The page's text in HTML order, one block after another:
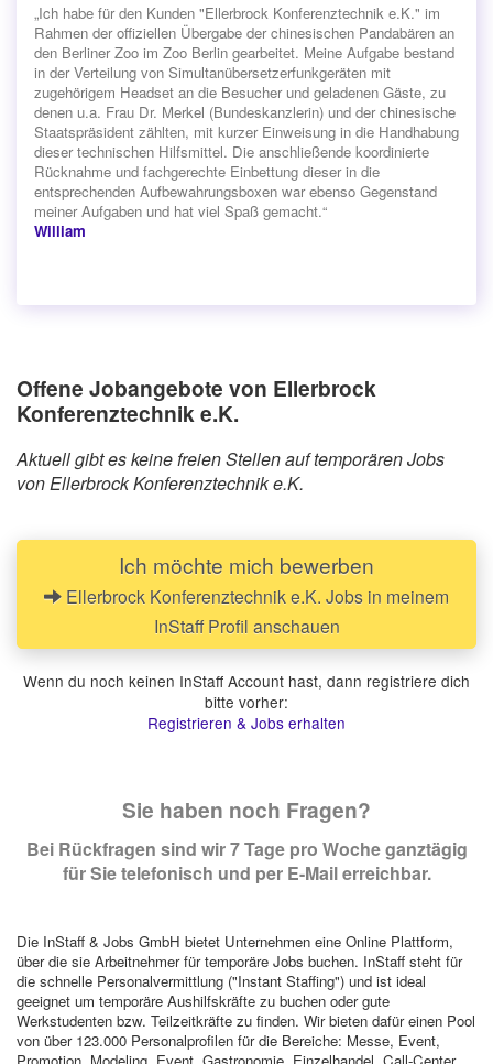
„Ich habe für den Kunden "Ellerbrock Konferenztechnik e.K." im
Rahmen der offiziellen Übergabe der chinesischen Pandabären an
den Berliner Zoo im Zoo Berlin gearbeitet. Meine Aufgabe bestand
in der Verteilung von Simultanübersetzerfunkgeräten mit
zugehörigem Headset an die Besucher und geladenen Gäste, zu
denen u.a. Frau Dr. Merkel (Bundeskanzlerin) und der chinesische
Staatspräsident zählten, mit kurzer Einweisung in die Handhabung
dieser technischen Hilfsmittel. Die anschließende koordinierte
Rücknahme und fachgerechte Einbettung dieser in die
entsprechenden Aufbewahrungsboxen war ebenso Gegenstand
meiner Aufgaben und hat viel Spaß gemacht.“
William
Offene Jobangebote von Ellerbrock
Konferenztechnik e.K.
Aktuell gibt es keine freien Stellen auf temporären Jobs
von Ellerbrock Konferenztechnik e.K.
Ich möchte mich bewerben
Ellerbrock Konferenztechnik e.K. Jobs in meinem
InStaff Profil anschauen
Wenn du noch keinen InStaff Account hast, dann registriere dich
bitte vorher:
Registrieren & Jobs erhalten
Sie haben noch Fragen?
Bei Rückfragen sind wir 7 Tage pro Woche ganztägig
für Sie telefonisch und per E-Mail erreichbar.
Die InStaff & Jobs GmbH bietet Unternehmen eine Online Plattform,
über die sie Arbeitnehmer für temporäre Jobs buchen. InStaff steht für
die schnelle Personalvermittlung ("Instant Staffing") und ist ideal
geeignet um temporäre Aushilfskräfte zu buchen oder gute
Werkstudenten bzw. Teilzeitkräfte zu finden. Wir bieten dafür einen Pool
von über 123.000 Personalprofilen für die Bereiche: Messe, Event,